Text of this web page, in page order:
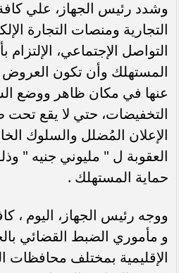
وشدد رئيس الجهاز، علي
التجارية ومنصات التجارة
التواصل الإجتماعي، الإلتزام
المستهلك وأن تكون العروض
عنها في مكان ظاهر ووضع
التخفيضات، حتي لا يقع تحت
الإعلان المُضلل والسلوك
العقوبة ل " مليوني جنيه "
حماية المستهلك .
ووجه رئيس الجهاز، اليوم ،
و مأموري الضبط القضائي
الإقليمية بمختلف محافظات